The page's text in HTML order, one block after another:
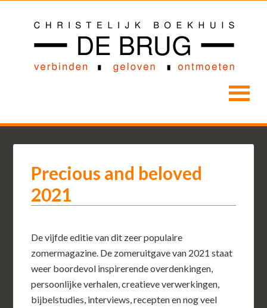
Precious and beloved
2021
De vijfde editie van dit zeer populaire
zomermagazine. De zomeruitgave van 2021 staat
weer boordevol inspirerende overdenkingen,
persoonlijke verhalen, creatieve verwerkingen,
bijbelstudies, interviews, recepten en nog veel